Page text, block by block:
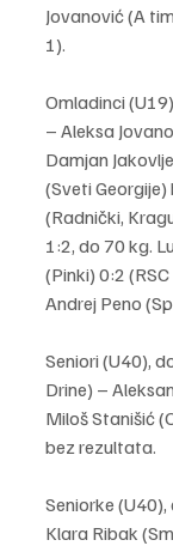
Jovanović (A
1).
Omladinci
– Aleksa
Damjan
(Sveti
(Radnički,
1:2, do 70 kg.
(Pinki) 0:2
Andrej Peno
Seniori (U40),
Drine) –
Miloš Stanišić
bez rezultata.
Seniorke
Klara Ribak